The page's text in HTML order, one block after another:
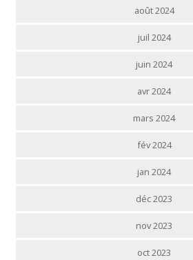
août 2024
juil 2024
juin 2024
avr 2024
mars 2024
fév 2024
jan 2024
déc 2023
nov 2023
oct 2023